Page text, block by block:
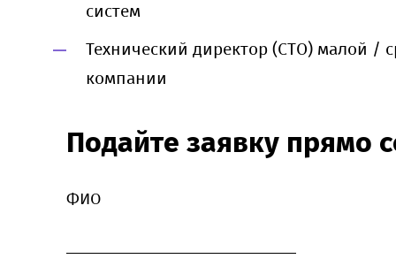
систем
Технический директор (CTO) малой /
компании
Подайте заявку прямо
ФИО